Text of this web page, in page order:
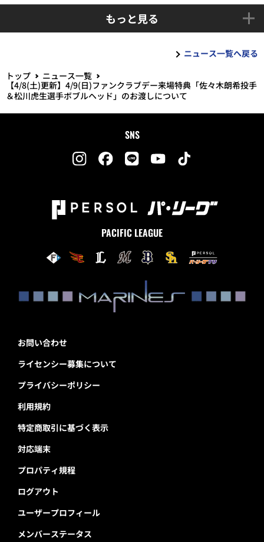
もっと見る
ニュース一覧へ戻る
トップ
ニュース一覧
【4/8(土)更新】4/9(日)ファンクラブデー来場特典「佐々木朗希投手
＆松川虎生選手ボブルヘッド」のお渡しについて
SNS
PACIFIC LEAGUE
お問い合わせ
ライセンシー募集について
プライバシーポリシー
利用規約
特定商取引に基づく表示
対応端末
プロパティ規程
ログアウト
ユーザープロフィール
メンバーステータス